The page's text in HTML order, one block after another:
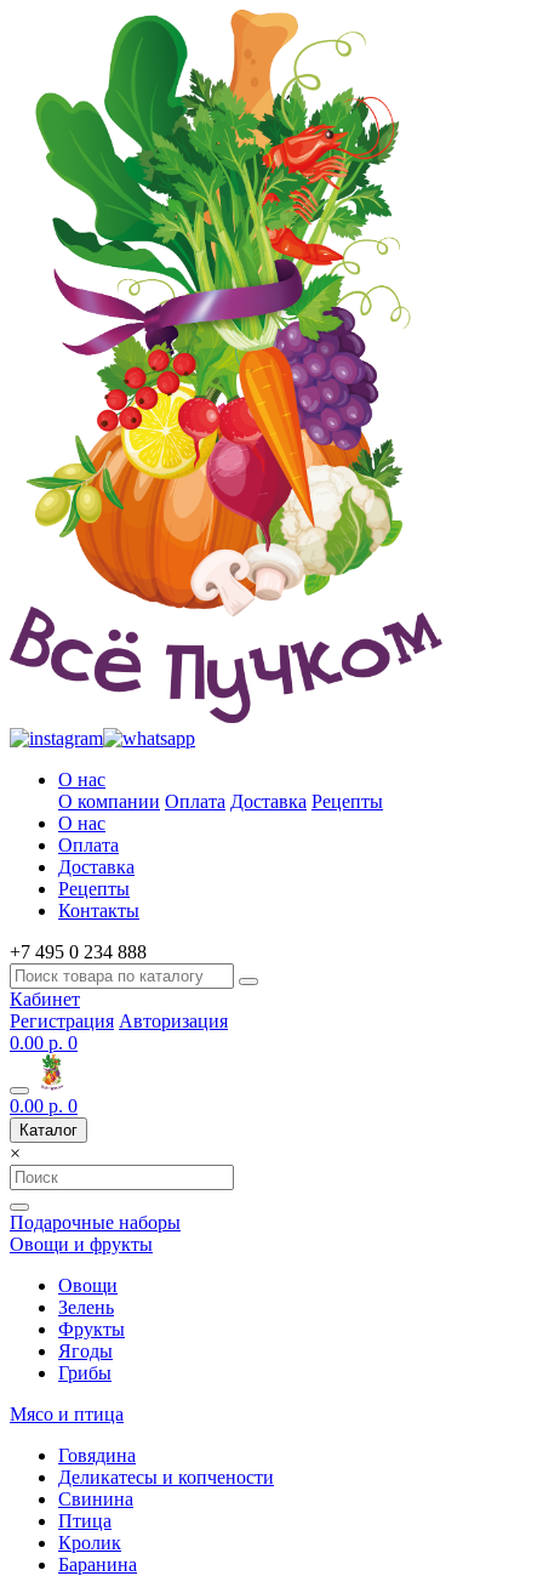
О нас
О компании Оплата Доставка Рецепты
О нас
Оплата
Доставка
Рецепты
Контакты
+7 495 0 234 888
Кабинет
Регистрация Авторизация
0.00 р. 0
0.00 р. 0
Каталог
×
Подарочные наборы
Овощи и фрукты
Овощи
Зелень
Фрукты
Ягоды
Грибы
Мясо и птица
Говядина
Деликатесы и копчености
Свинина
Птица
Кролик
Баранина